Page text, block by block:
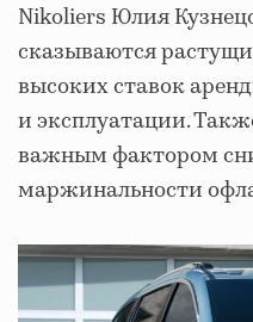
Nikoliers Юлия
сказываются
высоких ставок
и эксплуатации.
важным фактором
маржинальности